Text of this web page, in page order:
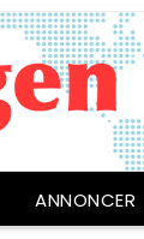
ANNONCER